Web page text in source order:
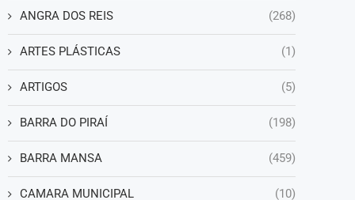
ANGRA DOS REIS (268)
ARTES PLÁSTICAS (1)
ARTIGOS (5)
BARRA DO PIRAÍ (198)
BARRA MANSA (459)
CAMARA MUNICIPAL (10)